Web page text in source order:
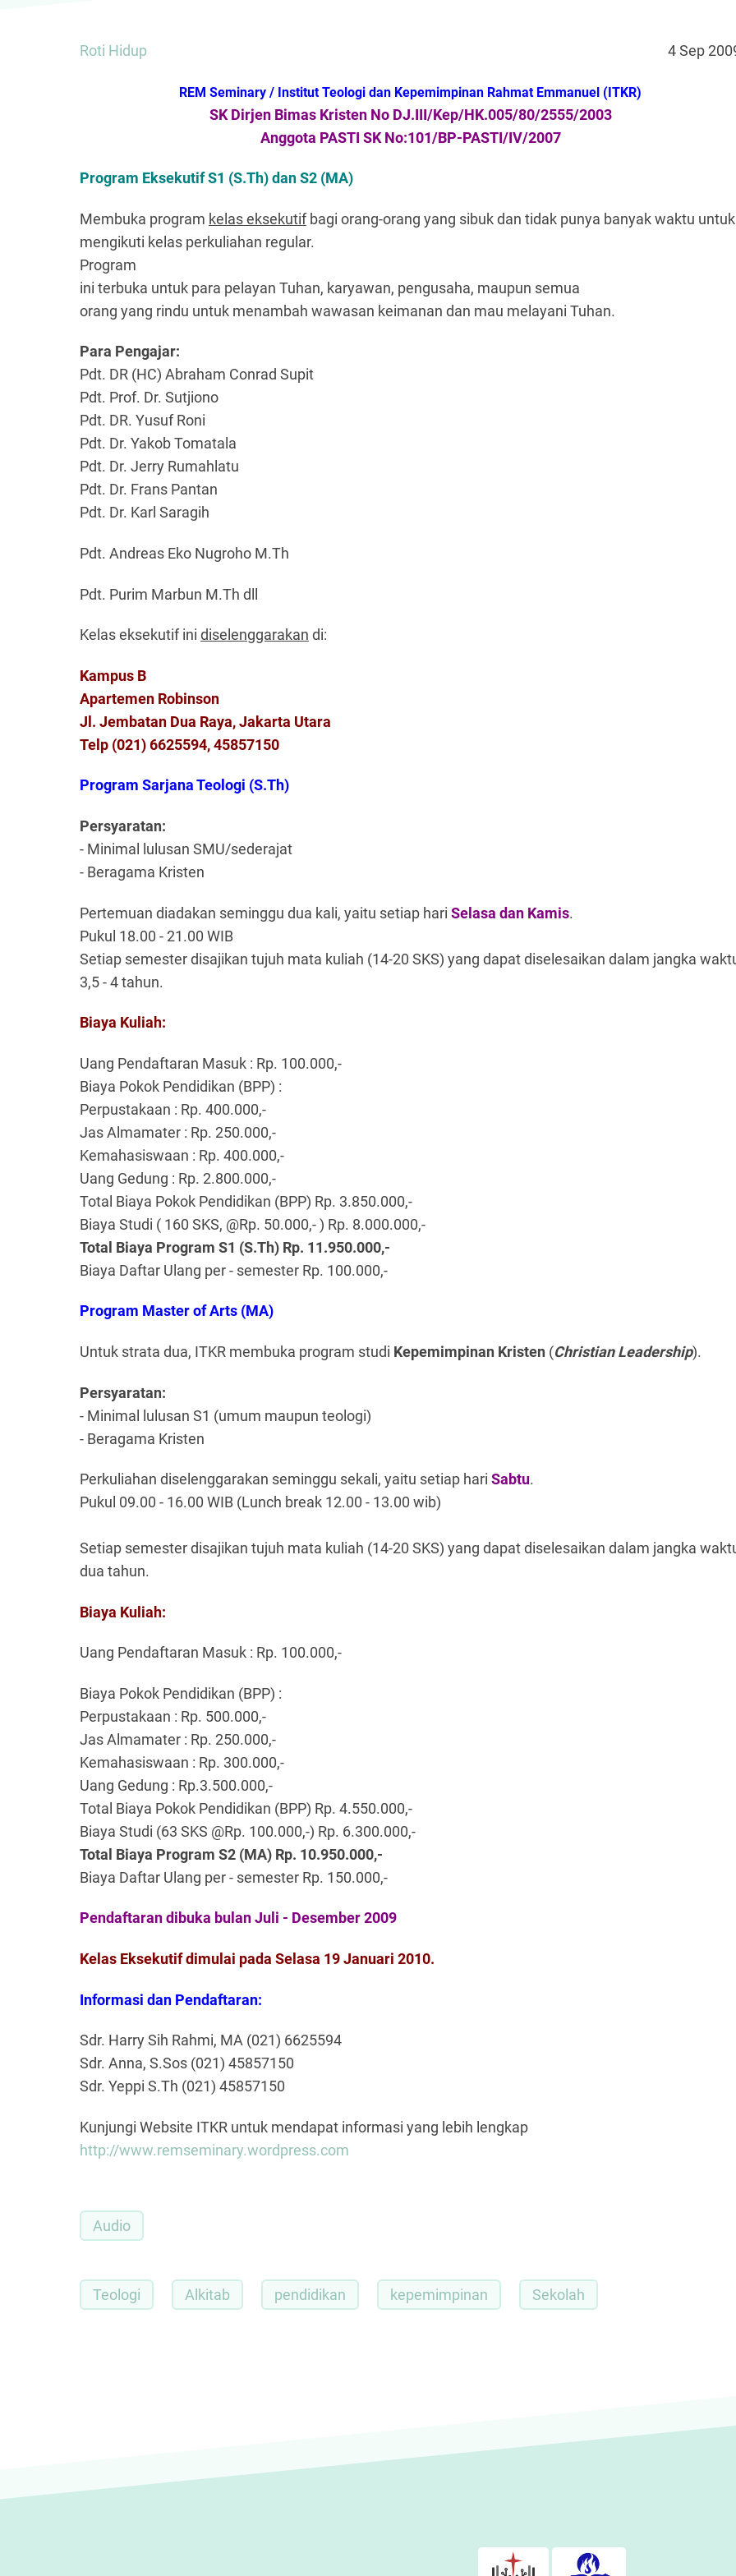
Roti Hidup 4 Sep
REM Seminary / Institut Teologi dan Kepemimpinan Rahmat Emmanuel (ITKR)
SK Dirjen Bimas Kristen No DJ.III/Kep/HK.005/80/2555/2003
Anggota PASTI SK No:101/BP-PASTI/IV/2007
Program Eksekutif S1 (S.Th) dan S2 (MA)
Membuka program kelas eksekutifbagi orang-orang yang sibuk dan tidak punya banyak waktu untuk
mengikuti kelas perkuliahan regular.
Program
ini terbuka untuk para pelayan Tuhan, karyawan, pengusaha, maupun semua
orang yang rindu untuk menambah wawasan keimanan dan mau melayani Tuhan.
Para Pengajar:
Pdt. DR (HC) Abraham Conrad Supit
Pdt. Prof. Dr. Sutjiono
Pdt. DR. Yusuf Roni
Pdt. Dr. Yakob Tomatala
Pdt. Dr. Jerry Rumahlatu
Pdt. Dr. Frans Pantan
Pdt. Dr. Karl Saragih
Pdt. Andreas Eko Nugroho M.Th
Pdt. Purim Marbun M.Th dll
Kelas eksekutif ini diselenggarakan di:
Kampus B
Apartemen Robinson
Jl. Jembatan Dua Raya, Jakarta Utara
Telp (021) 6625594, 45857150
Program Sarjana Teologi (S.Th)
Persyaratan:
- Minimal lulusan SMU/sederajat
- Beragama Kristen
Pertemuan diadakan seminggu dua kali, yaitu setiap hari Selasa dan Kamis.
Pukul 18.00 - 21.00 WIB
Setiap semester disajikan tujuh mata kuliah (14-20 SKS) yang dapat diselesaikan dalam jangka
3,5 - 4 tahun.
Biaya Kuliah:
Uang Pendaftaran Masuk : Rp. 100.000,-
Biaya Pokok Pendidikan (BPP) :
Perpustakaan : Rp. 400.000,-
Jas Almamater : Rp. 250.000,-
Kemahasiswaan : Rp. 400.000,-
Uang Gedung : Rp. 2.800.000,-
Total Biaya Pokok Pendidikan (BPP) Rp. 3.850.000,-
Biaya Studi ( 160 SKS, @Rp. 50.000,- ) Rp. 8.000.000,-
Total Biaya Program S1 (S.Th) Rp. 11.950.000,-
Biaya Daftar Ulang per - semester Rp. 100.000,-
Program Master of Arts (MA)
Untuk strata dua, ITKR membuka program studi Kepemimpinan Kristen (Christian Leadership).
Persyaratan:
- Minimal lulusan S1 (umum maupun teologi)
- Beragama Kristen
Perkuliahan diselenggarakan seminggu sekali, yaitu setiap hari Sabtu.
Pukul 09.00 - 16.00 WIB (Lunch break 12.00 - 13.00 wib)
Setiap semester disajikan tujuh mata kuliah (14-20 SKS) yang dapat diselesaikan dalam jangka
dua tahun.
Biaya Kuliah:
Uang Pendaftaran Masuk : Rp. 100.000,-
Biaya Pokok Pendidikan (BPP) :
Perpustakaan : Rp. 500.000,-
Jas Almamater : Rp. 250.000,-
Kemahasiswaan : Rp. 300.000,-
Uang Gedung : Rp.3.500.000,-
Total Biaya Pokok Pendidikan (BPP) Rp. 4.550.000,-
Biaya Studi (63 SKS @Rp. 100.000,-) Rp. 6.300.000,-
Total Biaya Program S2 (MA) Rp. 10.950.000,-
Biaya Daftar Ulang per - semester Rp. 150.000,-
Pendaftaran dibuka bulan Juli - Desember 2009
Kelas Eksekutif dimulai pada Selasa 19 Januari 2010.
Informasi dan Pendaftaran:
Sdr. Harry Sih Rahmi, MA (021) 6625594
Sdr. Anna, S.Sos (021) 45857150
Sdr. Yeppi S.Th (021) 45857150
Kunjungi Website ITKR untuk mendapat informasi yang lebih lengkap
http://www.remseminary.wordpress.com
Audio
Teologi Alkitab pendidikan kepemimpinan Sekolah